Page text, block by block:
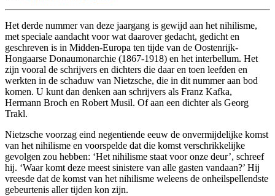
Het derde nummer van deze jaargang is gewijd aan het nihilisme,
met speciale aandacht voor wat daarover gedacht, gedicht en
geschreven is in Midden-Europa ten tijde van de Oostenrijk-
Hongaarse Donaumonarchie (1867-1918) en het interbellum. Het
zijn vooral de schrijvers en dichters die daar en toen leefden en
werkten in de schaduw van Nietzsche, die in dit nummer aan bod
komen. U kunt dan denken aan schrijvers als Franz Kafka,
Hermann Broch en Robert Musil. Of aan een dichter als Georg
Trakl.
Nietzsche voorzag eind negentiende eeuw de onvermijdelijke komst
van het nihilisme en voorspelde dat die komst verschrikkelijke
gevolgen zou hebben: ‘Het nihilisme staat voor onze deur’, schreef
hij. ‘Waar komt deze meest sinistere van alle gasten vandaan?’ Hij
vreesde dat de komst van het nihilisme weleens de onheilspellendste
gebeurtenis aller tijden kon zijn.